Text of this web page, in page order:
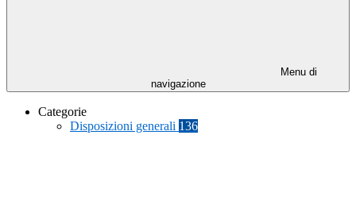
Menu di
navigazione
Categorie
Disposizioni generali 136